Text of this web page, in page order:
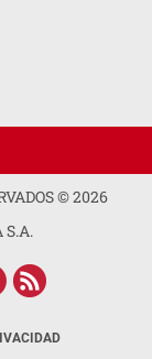
©2026
S.A.